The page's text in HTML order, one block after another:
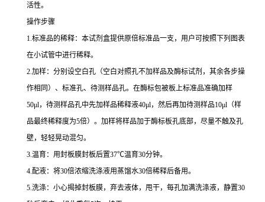
活性。
操作步骤
1.标准品的稀释：本试剂盒提供原倍标准品一支，用户可按照下列图表
在小试管中进行稀释。
2.加样：分别设空白孔（空白对照孔不加样品及酶标试剂，其余各步操
作相同）、标准孔、待测样品孔。在酶标包被板上标准品准确加样
50μl，待测样品孔中先加样品稀释液40μl，然后再加待测样品10μl （样
品最终稀释度为5倍）。加样将样品加于酶标板孔底部，尽量不触及孔
壁，轻轻晃动混匀。
3.温育：用封板膜封板后置37℃温育30分钟。
4.配液：将30倍浓缩洗涤液用蒸馏水30倍稀释后备用。
5.洗涤：小心揭掉封板膜，弃去液体，甩干，每孔加满洗涤液，静置30